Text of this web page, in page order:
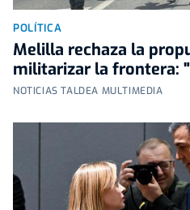
POLÍTICA
Melilla rechaza la
militarizar la frontera:
NOTICIAS TALDEA MULTIMEDIA